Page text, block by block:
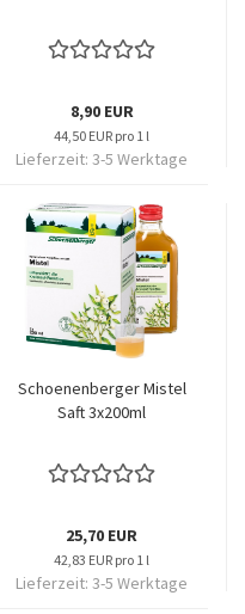
8,90 EUR
44,50 EUR pro 1 l
Lieferzeit: 3-5 Werktage
Schoenenberger Mistel
Saft 3x200ml
25,70 EUR
42,83 EUR pro 1 l
Lieferzeit: 3-5 Werktage